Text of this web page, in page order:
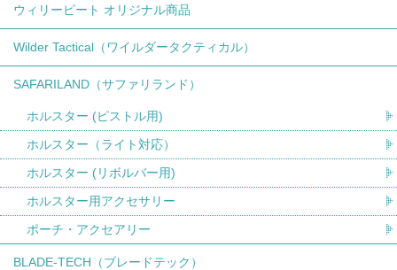
ウィリーピート オリジナル商品
Wilder Tactical（ワイルダータクティカル）
SAFARILAND（サファリランド）
ホルスター (ピストル用)
ホルスター（ライト対応）
ホルスター (リボルバー用)
ホルスター用アクセサリー
ポーチ・アクセアリー
BLADE-TECH（ブレードテック）